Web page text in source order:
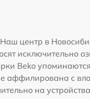
центр в
исключительно
Beko
аффилирована с
на